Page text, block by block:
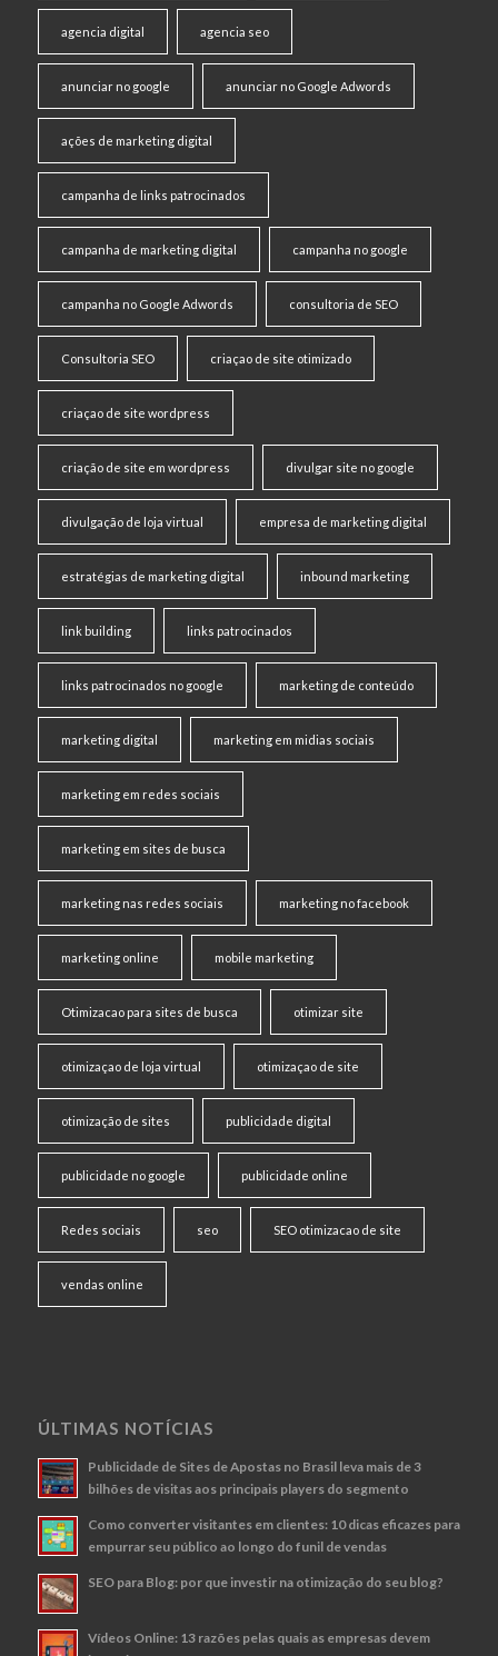
agencia digital agencia seo
anunciar no google anunciar no Google Adwords
ações de marketing digital
campanha de links patrocinados
campanha de marketing digital campanha no google
campanha no Google Adwords consultoria de SEO
Consultoria SEO criaçao de site otimizado
criaçao de site wordpress
criação de site em wordpress divulgar site no google
divulgação de loja virtual empresa de marketing digital
estratégias de marketing digital inbound marketing
link building links patrocinados
links patrocinados no google marketing de conteúdo
marketing digital marketing em midias sociais
marketing em redes sociais
marketing em sites de busca
marketing nas redes sociais marketing no facebook
marketing online mobile marketing
Otimizacao para sites de busca otimizar site
otimizaçao de loja virtual otimizaçao de site
otimização de sites publicidade digital
publicidade no google publicidade online
Redes sociais seo SEO otimizacao de site
vendas online
ÚLTIMAS NOTÍCIAS
Publicidade de Sites de Apostas no Brasil leva mais de 3
bilhões de visitas aos principais players do segmento
Como converter visitantes em clientes: 10 dicas eficazes para
empurrar seu público ao longo do funil de vendas
SEO para Blog: por que investir na otimização do seu blog?
Vídeos Online: 13 razões pelas quais as empresas devem